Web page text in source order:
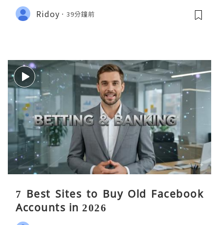
Ridoy 39分鐘前
7 Best Sites to Buy Old Facebook
Accounts in 2026